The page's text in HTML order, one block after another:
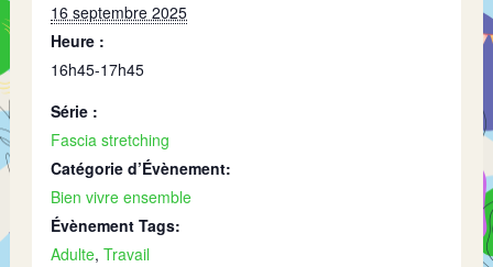
16 septembre 2025
Heure :
16h45-17h45
Série :
Fascia stretching
Catégorie d’Évènement:
Bien vivre ensemble
Évènement Tags:
Adulte,Travail